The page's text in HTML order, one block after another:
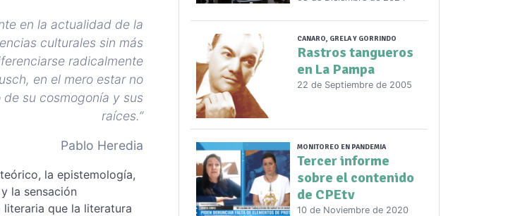
en la actualidad de la
culturales sin más
radicalmente
en el mero estar no
su cosmogonía y sus
raíces.”
Pablo Heredia
la epistemología,
la sensación
que la literatura
CANARO, GRELA Y GORRINDO
Rastros tangueros
en La Pampa
22 de Septiembre de 2005
MONITOREO EN PANDEMIA
Tercer informe
sobre el contenido
de CPEtv
10 de Noviembre de 2020